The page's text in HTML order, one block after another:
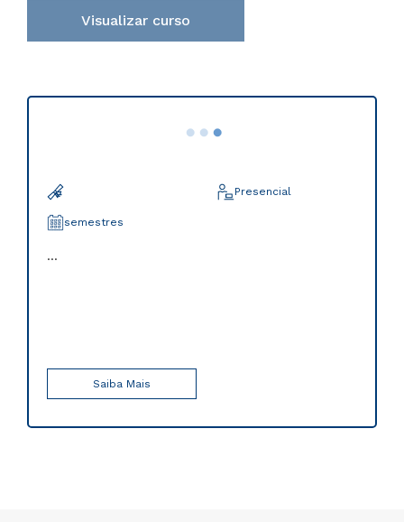
Visualizar curso
Presencial
semestres
...
Saiba Mais